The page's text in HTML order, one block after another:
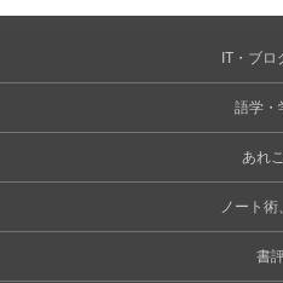
IT・ブロ
語学・
あれ
ノート術
書